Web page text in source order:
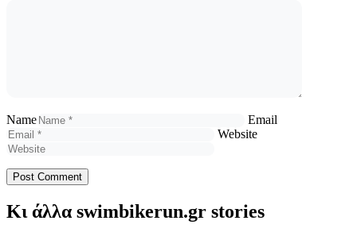
Name
Email
Website
Κι άλλα swimbikerun.gr stories